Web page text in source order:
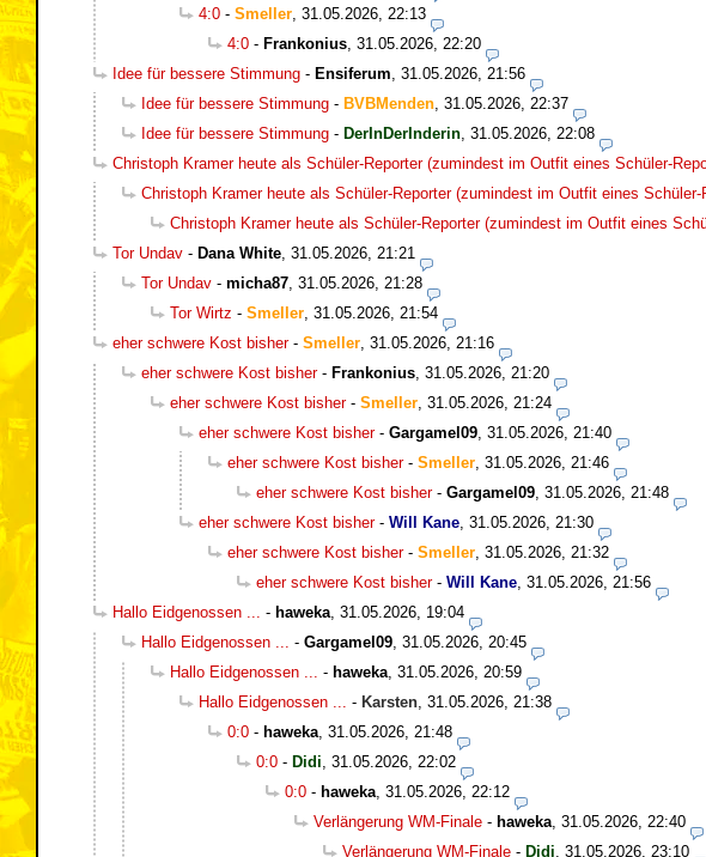
4:0 - Smeller 31.05.2026, 22:13
4:0 - Frankonius 31.05.2026, 22:20
Idee für bessere Stimmung - Ensiferum 31.05.2026, 21:56
Idee für bessere Stimmung - BVBMenden 31.05.2026, 22:37
Idee für bessere Stimmung - DerInDerInderin 31.05.2026, 22:08
Christoph Kramer heute als Schüler-Reporter (zumindest im Outfit eines Schüler-
Christoph Kramer heute als Schüler-Reporter (zumindest im Outfit eines Schüler-
Christoph Kramer heute als Schüler-Reporter (zumindest im Outfit eines
Tor Undav - Dana White 31.05.2026, 21:21
Tor Undav - micha87 31.05.2026, 21:28
Tor Wirtz - Smeller 31.05.2026, 21:54
eher schwere Kost bisher- Smeller 31.05.2026, 21:16
eher schwere Kost bisher- Frankonius 31.05.2026, 21:20
eher schwere Kost bisher- Smeller 31.05.2026, 21:24
eher schwere Kost bisher- Gargamel09 31.05.2026, 21:40
eher schwere Kost bisher- Smeller 31.05.2026, 21:46
eher schwere Kost bisher- Gargamel09 31.05.2026, 21:48
eher schwere Kost bisher- Will Kane 31.05.2026, 21:30
eher schwere Kost bisher- Smeller 31.05.2026, 21:32
eher schwere Kost bisher- Will Kane 31.05.2026, 21:56
Hallo Eidgenossen ...
- haweka 31.05.2026, 19:04
Hallo Eidgenossen ...
- Gargamel09 31.05.2026, 20:45
Hallo Eidgenossen ...
- haweka 31.05.2026, 20:59
Hallo Eidgenossen ...
- Karsten 31.05.2026, 21:38
0:0 - haweka 31.05.2026, 21:48
0:0 - Didi 31.05.2026, 22:02
0:0 - haweka 31.05.2026, 22:12
Verlängerung WM-Finale - haweka 31.05.2026, 22:40
Verlängerung WM-Finale - Didi 31.05.2026, 23:10